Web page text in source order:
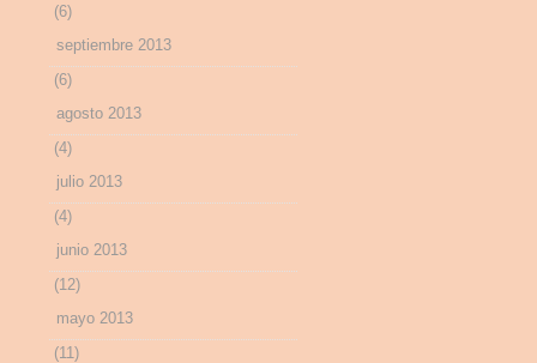
(6)
septiembre 2013
(6)
agosto 2013
(4)
julio 2013
(4)
junio 2013
(12)
mayo 2013
(11)